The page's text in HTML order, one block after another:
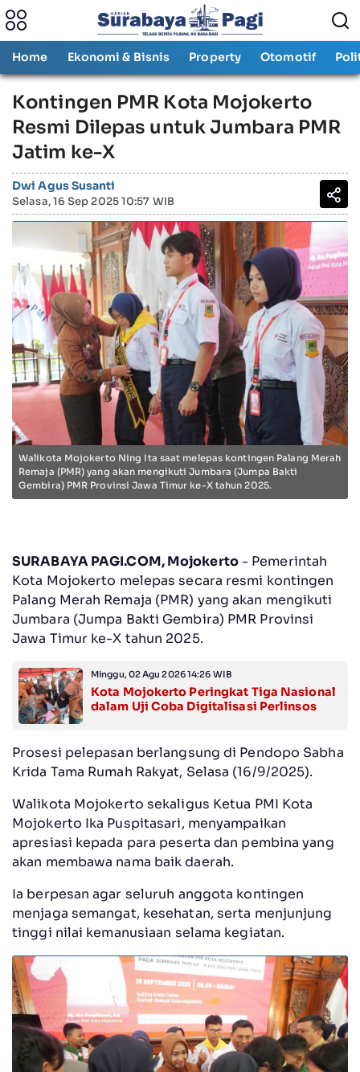
Home Ekonomi & Bisnis Property Otomotif
Kontingen PMR Kota Mojokerto
Resmi Dilepas untuk Jumbara PMR
Jatim ke-X
Dwi Agus Susanti
Selasa, 16 Sep 2025 10:57 WIB
Walikota Mojokerto Ning Ita saat melepas kontingen Palang Merah
Remaja (PMR) yang akan mengikuti Jumbara (Jumpa Bakti
Gembira) PMR Provinsi Jawa Timur ke-X tahun 2025.
SURABAYA PAGI.COM, Mojokerto- Pemerintah
Kota Mojokerto melepas secara resmi kontingen
Palang Merah Remaja (PMR) yang akan mengikuti
Jumbara (Jumpa Bakti Gembira) PMR Provinsi
Jawa Timur ke-X tahun 2025.
Minggu, 02 Agu 2026 14:26 WIB
Kota Mojokerto Peringkat Tiga Nasional
dalam Uji Coba Digitalisasi Perlinsos
Prosesi pelepasan berlangsung di Pendopo Sabha
Krida Tama Rumah Rakyat, Selasa (16/9/2025).
Walikota Mojokerto sekaligus Ketua PMI Kota
Mojokerto Ika Puspitasari, menyampaikan
apresiasi kepada para peserta dan pembina yang
akan membawa nama baik daerah.
Ia berpesan agar seluruh anggota kontingen
menjaga semangat, kesehatan, serta menjunjung
tinggi nilai kemanusiaan selama kegiatan.